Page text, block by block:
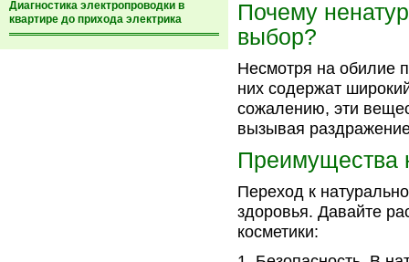
Диагностика электропроводки в
квартире до прихода электрика
Почему
выбор?
Несмотря на обилие
них содержат
сожалению, эти
вызывая
Преимущества
Переход к
здоровья. Давайте
косметики: